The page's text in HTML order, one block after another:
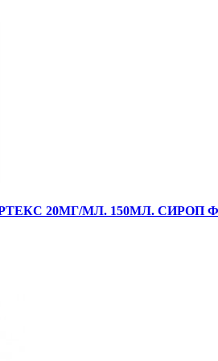
20МГ/МЛ. 150МЛ. СИРОП